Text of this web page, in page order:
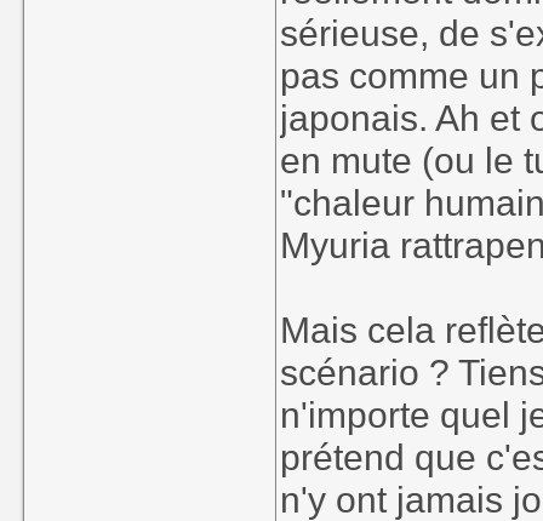
sérieuse, de
pas comme un
japonais. Ah et
en mute (ou le
"chaleur
Myuria
Mais cela
scénario ?
n'importe quel
prétend que
n'y ont jamais